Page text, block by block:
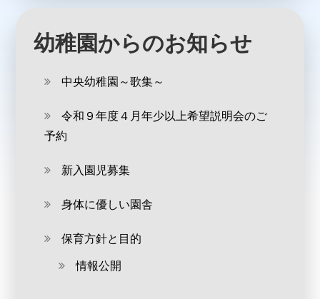
幼稚園からのお知らせ
中央幼稚園～歌集～
令和９年度４月年少以上希望説明会のご
予約
新入園児募集
身体に優しい園舎
保育方針と目的
情報公開